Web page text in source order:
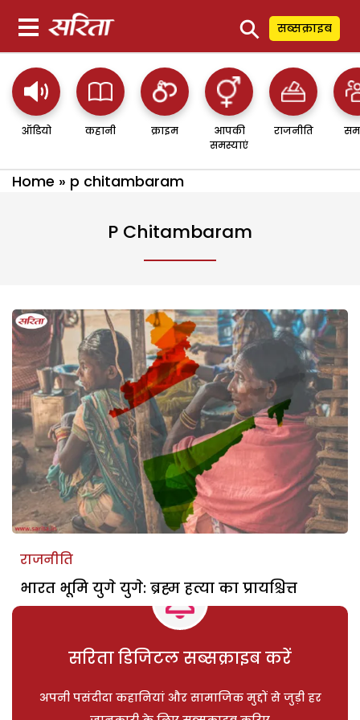
⚲ सब्सक्राइब
ऑडियो कहानी क्राइम
आपकी
समस्याएं
राजनीति
Home » p chitambaram
P Chitambaram
राजनीति
भारत भूमि युगे युगे: ब्रह्म हत्या का प्रायश्चित्त
सरिता डिजिटल सब्सक्राइब करें
अपनी पसंदीदा कहानियां और सामाजिक मुद्दों से जुड़ी हर